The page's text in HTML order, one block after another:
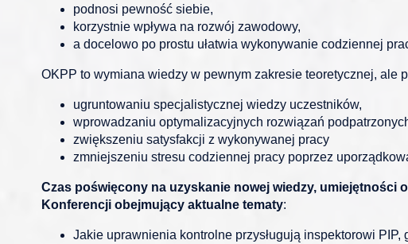
podnosi pewność siebie,
korzystnie wpływa na rozwój zawodowy,
a docelowo po prostu ułatwia wykonywanie codziennej
OKPP to wymiana wiedzy w pewnym zakresie teoretycznej, ale
ugruntowaniu specjalistycznej wiedzy uczestników,
wprowadzaniu optymalizacyjnych rozwiązań
zwiększeniu satysfakcji z wykonywanej pracy
zmniejszeniu stresu codziennej pracy poprzez
Czas poświęcony na uzyskanie nowej wiedzy, umiejętności
Konferencji obejmujący aktualne tematy:
Jakie uprawnienia kontrolne przysługują inspektorowi